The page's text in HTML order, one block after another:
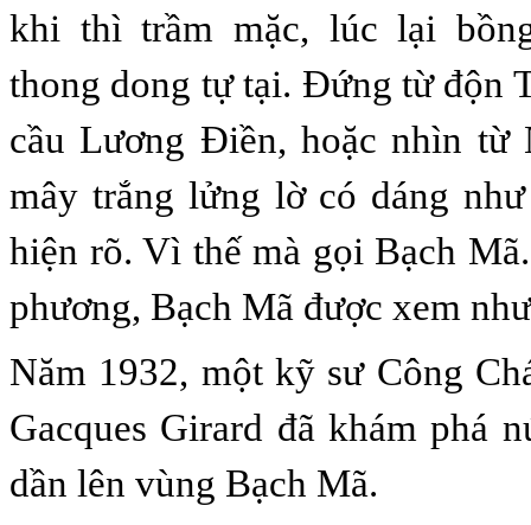
khi thì trầm mặc, lúc lại
thong dong tự tại. Đứng từ độn
cầu Lương Điền, hoặc nhìn từ
mây trắng lửng lờ có dáng
hiện rõ. Vì thếmà gọi Bạch Mã.
phương, Bạch Mã được xem
Năm 1932, một kỹ sư Công
Gacques Girard đã khám phá
dần lên vùng Bạch Mã.